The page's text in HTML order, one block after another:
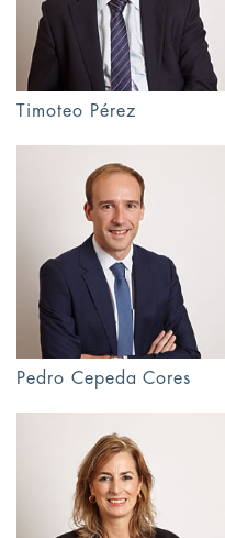
Timoteo Pérez
Pedro Cepeda Cores